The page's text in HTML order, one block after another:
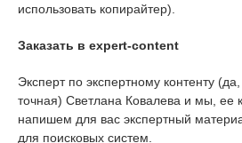
использовать копирайтер).
Заказать в expert-content
Эксперт по экспертному контенту
точная) Светлана Ковалева и мы, ее
напишем для вас экспертный
для поисковых систем.